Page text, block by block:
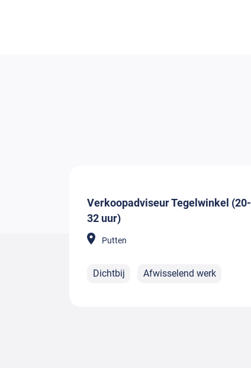
Verkoopadviseur Tegelwinkel (20-
32 uur)
Putten
Dichtbij Afwisselend werk